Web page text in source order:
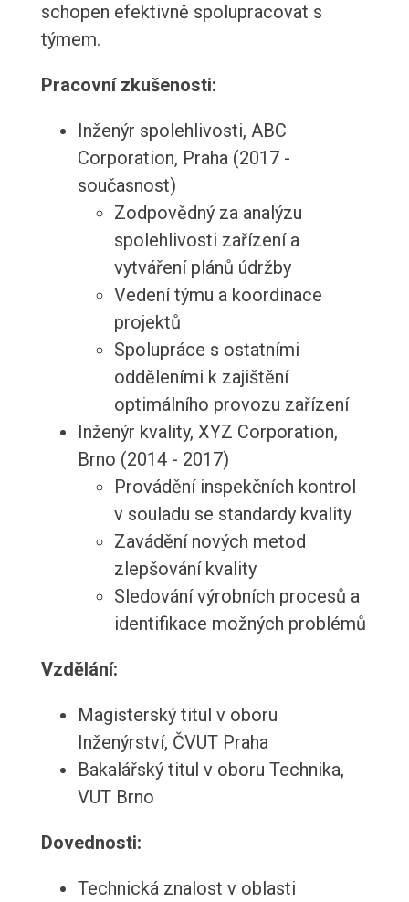
schopen efektivně spolupracovat s
týmem.
Pracovní zkušenosti:
Inženýr spolehlivosti, ABC
Corporation, Praha (2017 -
současnost)
Zodpovědný za analýzu
spolehlivosti zařízení a
vytváření plánů údržby
Vedení týmu a koordinace
projektů
Spolupráce s ostatními
odděleními k zajištění
optimálního provozu zařízení
Inženýr kvality, XYZ Corporation,
Brno (2014 - 2017)
Provádění inspekčních kontrol
v souladu se standardy kvality
Zavádění nových metod
zlepšování kvality
Sledování výrobních procesů a
identifikace možných problémů
Vzdělání:
Magisterský titul v oboru
Inženýrství, ČVUT Praha
Bakalářský titul v oboru Technika,
VUT Brno
Dovednosti:
Technická znalost v oblasti